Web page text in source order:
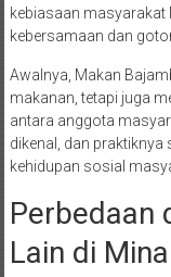
kebiasaan masyarakat
kebersamaan dan
Awalnya, Makan
makanan, tetapi juga
antara anggota
dikenal, dan
kehidupan sosial
Perbedaan
Lain di